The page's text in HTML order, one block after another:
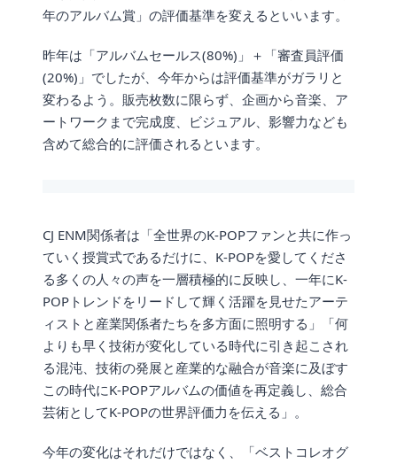
年のアルバム賞」の評価基準を変えるといいます。
昨年は「アルバムセールス(80%)」＋「審査員評価
(20%)」でしたが、今年からは評価基準がガラリと
変わるよう。販売枚数に限らず、企画から音楽、ア
ートワークまで完成度、ビジュアル、影響力なども
含めて総合的に評価されるといます。
CJ ENM関係者は「全世界のK-POPファンと共に作っ
ていく授賞式であるだけに、K-POPを愛してくださ
る多くの人々の声を一層積極的に反映し、一年にK-
POPトレンドをリードして輝く活躍を見せたアーテ
ィストと産業関係者たちを多方面に照明する」「何
よりも早く技術が変化している時代に引き起こされ
る混沌、技術の発展と産業的な融合が音楽に及ぼす
この時代にK-POPアルバムの価値を再定義し、総合
芸術としてK-POPの世界評価力を伝える」。
今年の変化はそれだけではなく、「ベストコレオグ